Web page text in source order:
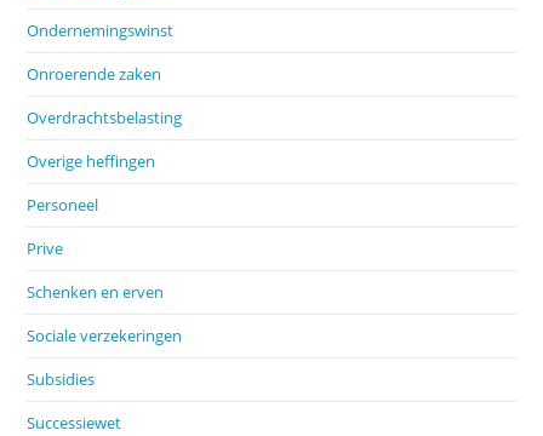
Ondernemingswinst
Onroerende zaken
Overdrachtsbelasting
Overige heffingen
Personeel
Prive
Schenken en erven
Sociale verzekeringen
Subsidies
Successiewet